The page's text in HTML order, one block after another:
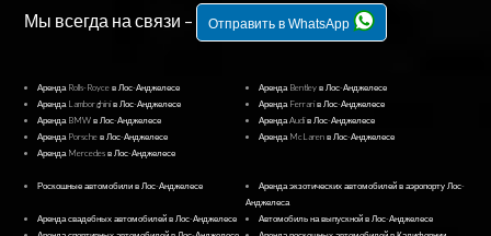
Мы всегда на связи – Отправить в WhatsApp
Аренда Rolls-Royce в Лос-Анджелесе
Аренда Bentley в Лос-Анджелесе
Аренда Lamborghini в Лос-Анджелесе
Аренда Ferrari в Лос-Анджелесе
Аренда BMW в Лос-Анджелесе
Аренда Audi в Лос-Анджелесе
Аренда Porsche в Лос-Анджелесе
Аренда McLaren в Лос-Анджелесе
Аренда Mercedes в Лос-Анджелесе
Роскошные автомобили в Лос-Анджелесе
Аренда экзотических автомобилей в аэропорту Лос-
Анджелеса
Аренда свадебных автомобилей в Лос-Анджелесе
Автомобиль на выпускной в Лос-Анджелесе